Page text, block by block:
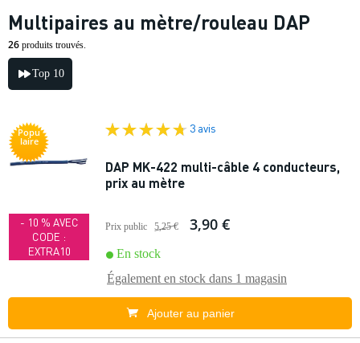
Multipaires au mètre/rouleau DAP
26 produits trouvés.
Top 10
Popu
laire
- 10 % AVEC
CODE :
EXTRA10
3 avis
DAP MK-422 multi-câble 4 conducteurs,
prix au mètre
Prix public 5,25 € 3,90 €
En stock
Également en stock dans 1 magasin
Ajouter au panier